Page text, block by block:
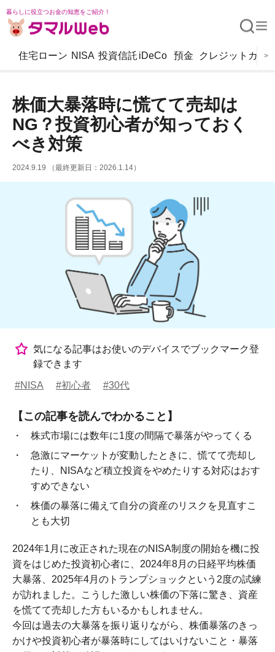
暮らしに役立つお金の知恵をご紹介！
住宅ローン NISA 投資信託 iDeCo 預金 クレジットカー
>
株価大暴落時に慌てて売却は
NG？投資初心者が知っておく
べき対策
2024.9.19 （最終更新日：2026.1.14）
気になる記事はお使いのデバイスでブックマーク登
録できます
#NISA #初心者 #30代
【この記事を読んでわかること】
株式市場には数年に1度の間隔で暴落がやってくる
急激にマーケットが変動したときに、慌てて売却し
たり、NISAなど積立投資をやめたりする対応はおす
すめできない
株価の暴落に備えて自分の資産のリスクを見直すこ
とも大切
2024年1月に改正された現在のNISA制度の開始を機に投
資をはじめた投資初心者に、2024年8月の日経平均株価
大暴落、2025年4月のトランプショックという2度の試練
が訪れました。こうした激しい株価の下落に驚き、資産
を慌てて売却した方もいるかもしれません。
今回は過去の大暴落を振り返りながら、株価暴落のきっ
かけや投資初心者が暴落時にしてはいけないこと・暴落